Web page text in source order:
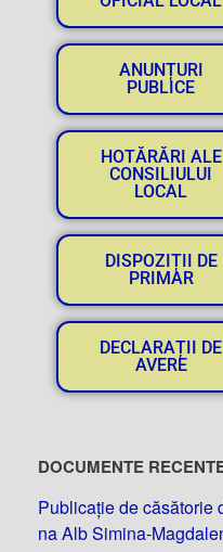
ANUNȚURI
PUBLICE
HOTĂRĂRI ALE
CONSILIULUI
LOCAL
DISPOZIȚII DE
PRIMAR
DECLARAȚII DE
AVERE
DOCUMENTE
Publicație de căsătorie
na Alb Simina-